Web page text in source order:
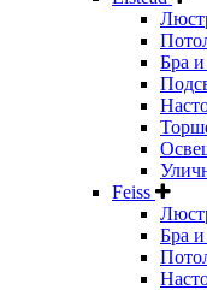
Бра
Feiss
Бра